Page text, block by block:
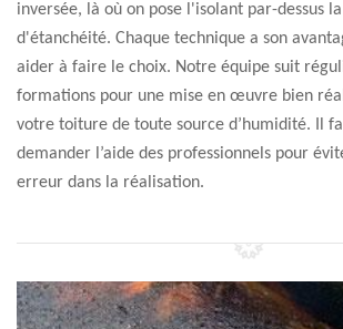
inversée, là où on pose l'isolant par-dessus
d'étanchéité. Chaque technique a son
aider à faire le choix. Notre équipe suit
formations pour une mise en œuvre bien
votre toiture de toute source d’humidité. Il
demander l’aide des professionnels pour
erreur dans la réalisation.